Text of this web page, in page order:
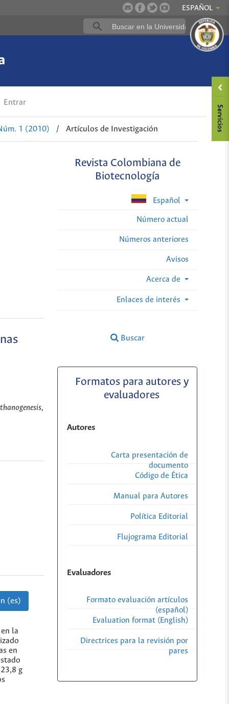
ESPAÑOL
Entrar
1 (2010) / Artículos de Investigación
Revista Colombiana de
Biotecnología
Español
Número actual
Números anteriores
Avisos
Acerca de
Enlaces de interés
Buscar
(es)
la
en
g
Formatos para autores y
evaluadores
Autores
Carta presentación de
documento
Código de Ética
Manual para Autores
Política Editorial
Flujograma Editorial
Evaluadores
Formato evaluación artículos
(español)
Evaluation format (English)
Directrices para la revisión por
pares